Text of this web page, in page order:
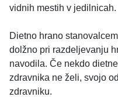
vidnih mestih v jedilnicah.
Dietno hrano
dolžno pri razdeljevanju
navodila. Če nekdo
zdravnika ne želi, svojo
zdravniku.